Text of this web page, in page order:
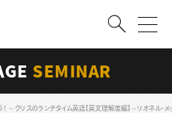
会員登録
SEMINAR
～クリスのランチタイム英語【英文理解度編】～リオネル・メ